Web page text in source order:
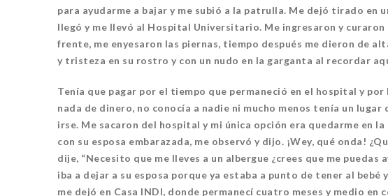
para ayudarme a bajar y me subió a la patrulla. Me dejó tirado en
llegó y me llevó al Hospital Universitario. Me ingresaron y
frente, me enyesaron las piernas, tiempo después me dieron de
y tristeza en su rostro y con un nudo en la garganta al recordar
Tenía que pagar por el tiempo que permaneció en el hospital y
nada de dinero, no conocía a nadie ni mucho menos tenía un
irse. Me sacaron del hospital y mi única opción era quedarme en
con su esposa embarazada, me observó y dijo. ¡Wey, qué onda!
dije, “Necesito que me lleves a un albergue ¿crees que me puedas
iba a dejar a su esposa porque ya estaba a punto de tener al bebé
me dejó en Casa INDI, donde permanecí cuatro meses y medio en